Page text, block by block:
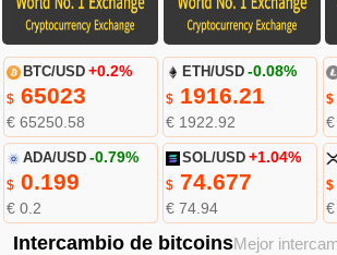
BTC/USD +0.2%
$65023
€ 65250.58
ETH/USD -0.08%
$ 1916.21
€ 1922.92
$
ADA/USD -0.79%
$0.199
€ 0.2
SOL/USD +1.04%
$ 74.677
€ 74.94
$
Intercambio de bitcoinsMejor